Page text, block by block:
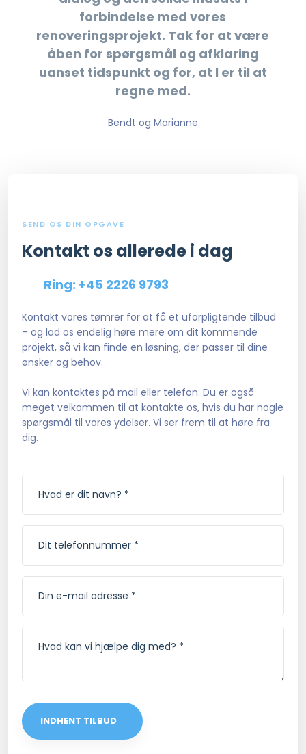
forbindelse med vores
renoveringsprojekt. Tak for at være
åben for spørgsmål og afklaring
uanset tidspunkt og for, at I er til at
regne med.
Bendt og Marianne
SEND OS DIN OPGAVE
Kontakt os allerede i dag​
Ring: +45 2226 9793
Kontakt vores tømrer for at få et uforpligtende tilbud
– og lad os endelig høre mere om dit kommende
projekt, så vi kan finde en løsning, der passer til dine
ønsker og behov.
Vi kan kontaktes på mail eller telefon. Du er også
meget velkommen til at kontakte os, hvis du har nogle
spørgsmål til vores ydelser. Vi ser frem til at høre fra
dig.